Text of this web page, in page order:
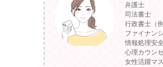
弁護士
司法書士
行政書士（
ファイナン
情報処理安
心理カウン
女性活躍マ